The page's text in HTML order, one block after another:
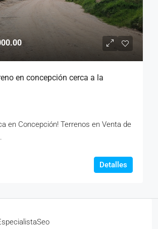
en concepción cerca a la
en Concepción! Terrenos en Venta de
Detalles